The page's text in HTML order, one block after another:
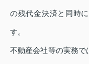
の残代金決済と同時
す。
不動産会社等の実務で